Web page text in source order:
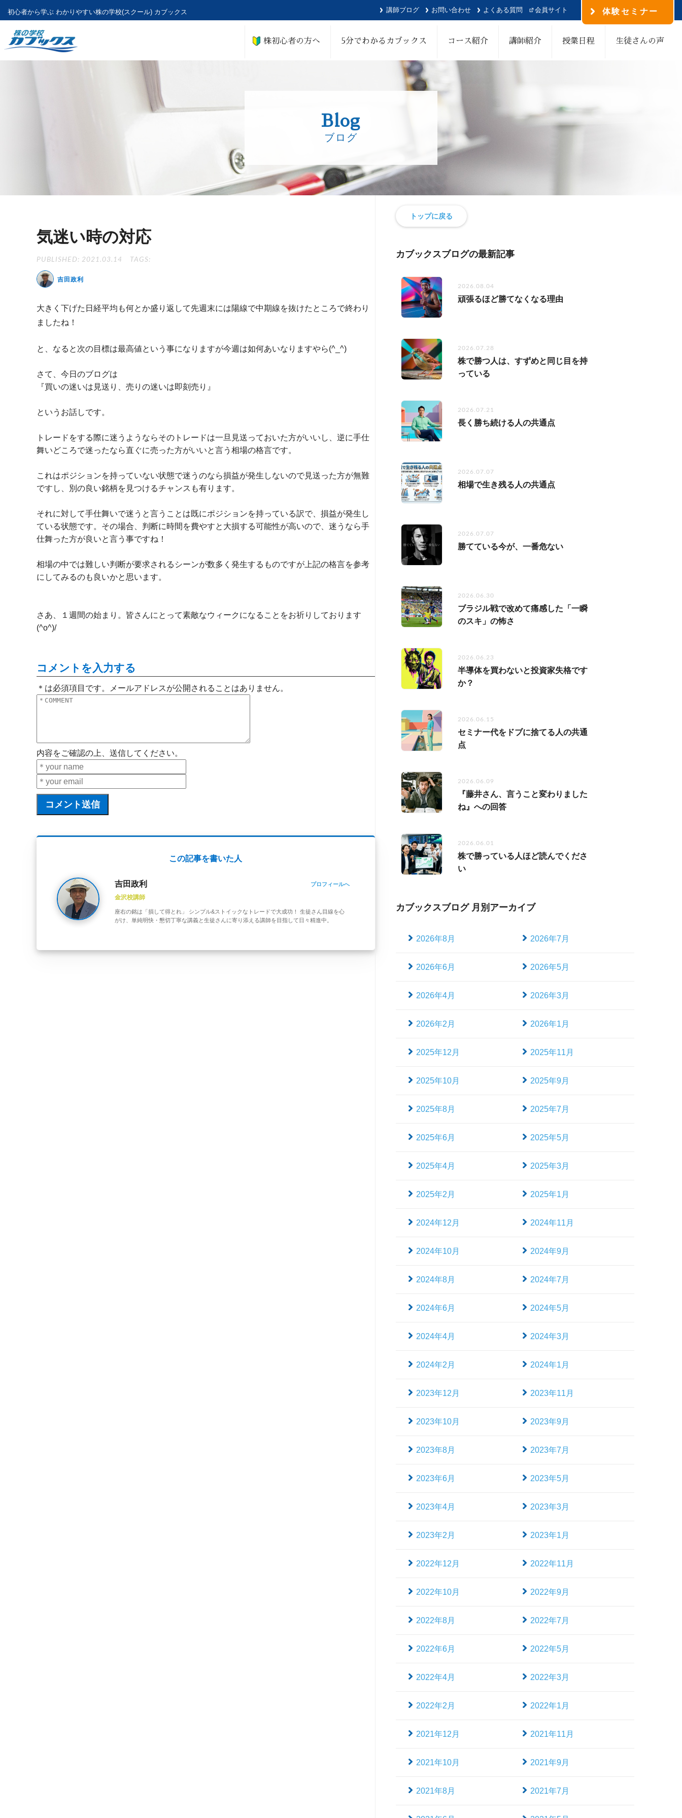
初心者から学ぶ わかりやすい株の学校(スクール) カブックス 講師ブログ お問い合わせ よくある質問 会員サイト 体験セミナー
株初心者の方へ 5分でわかるカブックス コース紹介 講師紹介 授業日程 生徒さんの声
Blog
ブログ
気迷い時の対応
PUBLISHED: 2021.03.14 TAGS:
吉田政利
大きく下げた日経平均も何とか盛り返して先週末には陽線で中期線を抜けたところで終わり
ましたね！
と、なると次の目標は最高値という事になりますが今週は如何あいなりますやら(^_^)
さて、今日のブログは
『買いの迷いは見送り、売りの迷いは即刻売り』
というお話しです。
トレードをする際に迷うようならそのトレードは一旦見送っておいた方がいいし、逆に手仕
舞いどころで迷ったなら直ぐに売った方がいいと言う相場の格言です。
これはポジションを持っていない状態で迷うのなら損益が発生しないので見送った方が無難
ですし、別の良い銘柄を見つけるチャンスも有ります。
それに対して手仕舞いで迷うと言うことは既にポジションを持っている訳で、損益が発生し
ている状態です。その場合、判断に時間を費やすと大損する可能性が高いので、迷うなら手
仕舞った方が良いと言う事ですね！
相場の中では難しい判断が要求されるシーンが数多く発生するものですが上記の格言を参考
にしてみるのも良いかと思います。
さあ、１週間の始まり。皆さんにとって素敵なウィークになることをお祈りしております
(^o^)/
コメントを入力する
＊は必須項目です。メールアドレスが公開されることはありません。
内容をご確認の上、送信してください。
この記事を書いた人
吉田政利 プロフィールへ
金沢校講師
座右の銘は「損して得とれ」 シンプル&ストイックなトレードで大成功！ 生徒さん目線を心
がけ、単純明快・懇切丁寧な講義と生徒さんに寄り添える講師を目指して日々精進中。
トップに戻る
カブックスブログの最新記事
2026.08.04
頑張るほど勝てなくなる理由
2026.07.28
株で勝つ人は、すずめと同じ目を持
っている
2026.07.21
長く勝ち続ける人の共通点
2026.07.07
相場で生き残る人の共通点
2026.07.07
勝てている今が、一番危ない
2026.06.30
ブラジル戦で改めて痛感した「一瞬
のスキ」の怖さ
2026.06.23
半導体を買わないと投資家失格です
か？
2026.06.15
セミナー代をドブに捨てる人の共通
点
2026.06.09
『藤井さん、言うこと変わりました
ね』への回答
2026.06.01
株で勝っている人ほど読んでくださ
い
カブックスブログ 月別アーカイブ
2026年8月 2026年7月
2026年6月 2026年5月
2026年4月 2026年3月
2026年2月 2026年1月
2025年12月 2025年11月
2025年10月 2025年9月
2025年8月 2025年7月
2025年6月 2025年5月
2025年4月 2025年3月
2025年2月 2025年1月
2024年12月 2024年11月
2024年10月 2024年9月
2024年8月 2024年7月
2024年6月 2024年5月
2024年4月 2024年3月
2024年2月 2024年1月
2023年12月 2023年11月
2023年10月 2023年9月
2023年8月 2023年7月
2023年6月 2023年5月
2023年4月 2023年3月
2023年2月 2023年1月
2022年12月 2022年11月
2022年10月 2022年9月
2022年8月 2022年7月
2022年6月 2022年5月
2022年4月 2022年3月
2022年2月 2022年1月
2021年12月 2021年11月
2021年10月 2021年9月
2021年8月 2021年7月